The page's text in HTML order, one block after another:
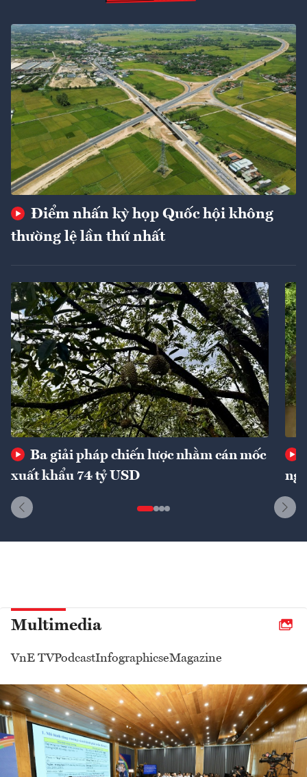
Điểm nhấn kỳ họp Quốc hội không
thường lệ lần thứ nhất
Ba giải pháp chiến lược nhằm cán mốc
xuất khẩu 74 tỷ USD
Multimedia
VnE TVPodcastInfographicseMagazine